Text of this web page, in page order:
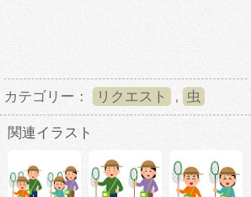
カテゴリー： リクエスト , 虫
関連イラスト